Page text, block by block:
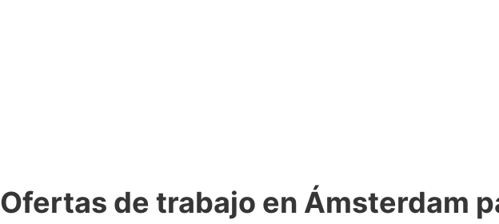
Ofertas de trabajo en Ámsterdam